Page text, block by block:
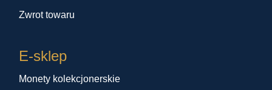
Zwrot towaru
E-sklep
Monety kolekcjonerskie